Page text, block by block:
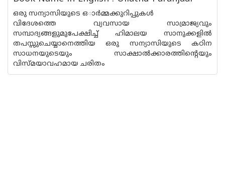
ഒരു സന്യാസിയുടെ ഒാർമ്മക്കുറിപ്പുകൾ
വിദേശത്തെ വ്യവസായ സാമ്രാജ്യവും
സമ്പാദ്യങ്ങളുമുപേക്ഷിച്ച് ഹിമാലയ സാനുക്കളിൽ
തപസ്സുചെയ്യാനെത്തിയ ഒരു സന്യാസിയുടെ കഠിന
സാധനയുടെയും സാക്ഷാൽക്കാരത്തിന്റെയും
വിസ്മയാവഹമായ ചരിതം